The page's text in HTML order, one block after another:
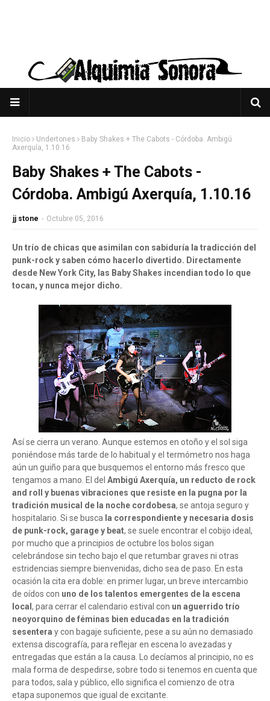
Inicio Undertones
Baby Shakes + The Cabots - Córdoba. Ambigú
Axerquía, 1.10.16
Baby Shakes + The Cabots -
Córdoba. Ambigú Axerquía, 1.10.16
jj stone - Octubre 05, 2016
Un trío de chicas que asimilan con sabiduría la tradicción del
punk-rock y saben cómo hacerlo divertido. Directamente
desde New York City, las Baby Shakes incendian todo lo que
tocan, y nunca mejor dicho.
Así se cierra un verano. Aunque estemos en otoño y el sol siga
poniéndose más tarde de lo habitual y el termómetro nos haga
aún un guiño para que busquemos el entorno más fresco que
tengamos a mano. El del Ambigú Axerquía, un reducto de rock
and roll y buenas vibraciones que resiste en la pugna por la
tradición musical de la noche cordobesa, se antoja seguro y
hospitalario. Si se busca la correspondiente y necesaria dosis
de punk-rock, garage y beat, se suele encontrar el cobijo ideal,
por mucho que a principios de octubre los bolos sigan
celebrándose sin techo bajo el que retumbar graves ni otras
estridencias siempre bienvenidas, dicho sea de paso. En esta
ocasión la cita era doble: en primer lugar, un breve intercambio
de oídos con uno de los talentos emergentes de la escena
local , para cerrar el calendario estival con un aguerrido trío
neoyorquino de féminas bien educadas en la tradición
sesentera y con bagaje suficiente, pese a su aún no demasiado
extensa discografía, para reflejar en escena lo avezadas y
entregadas que están a la causa. Lo decíamos al principio, no es
mala forma de despedirse, sobre todo si tenemos en cuenta que
para todos, sala y público, ello significa el comienzo de otra
etapa suponemos que igual de excitante.